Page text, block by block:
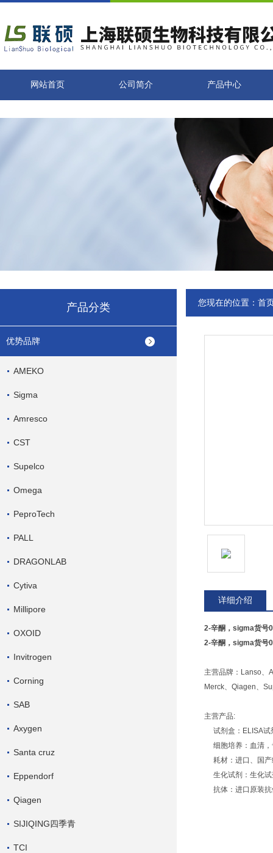
网站首页 公司简介 产品中心
产品分类
优势品牌
AMEKO
Sigma
Amresco
CST
Supelco
Omega
PeproTech
PALL
DRAGONLAB
Cytiva
Millipore
OXOID
Invitrogen
Corning
SAB
Axygen
Santa cruz
Eppendorf
Qiagen
SIJIQING四季青
TCI
您现在的位置： 首
详细介绍
2-辛酮，sigma货号
2-辛酮，sigma货号
主营品牌：Lanso、
Merck、Qiagen、
主营产品:
试剂盒：ELISA试
细胞培养：血清，
耗材：进口、国产
生化试剂：生化
抗体：进口原装抗